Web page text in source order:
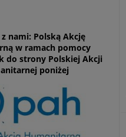
nami: Polską Akcję
w ramach pomocy
do strony Polskiej Akcji
poniżej